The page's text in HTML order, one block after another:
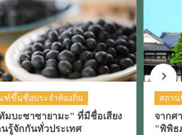
ง
สถานที่ท่องเที่ยว
จากศาลอาคารไม้เก่าที่สุดในญี่ปุ่
"พิพิธภัณฑ์ศิลปะประวัติศาสตร์เมื